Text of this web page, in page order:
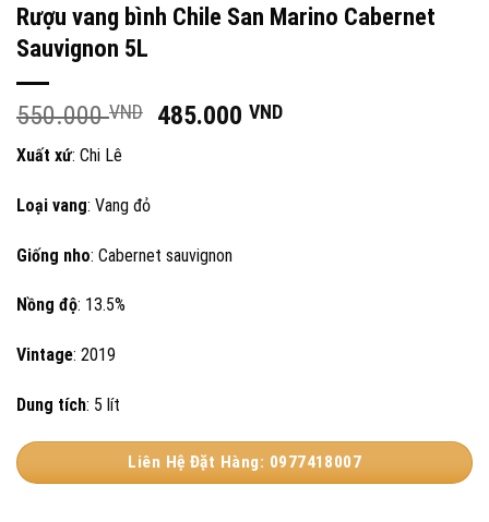
Rượu vang bình Chile San Marino Cabernet
Sauvignon 5L
550.000VND
Giá
485.000VNDGiá
Xuất xứ: Chi Lê
Loại vang: Vang đỏ
Giống nho: Cabernet sauvignon
Nồng độ: 13.5%
Vintage: 2019
Dung tích: 5 lít
Liên Hệ Đặt Hàng: 0977418007